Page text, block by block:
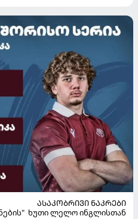
ᲐᲡᲐᲙᲝᲑᲠᲘᲕᲘ ᲜᲐᲙᲠᲔᲑᲘ
ხუთი ლელო ინგლისთან